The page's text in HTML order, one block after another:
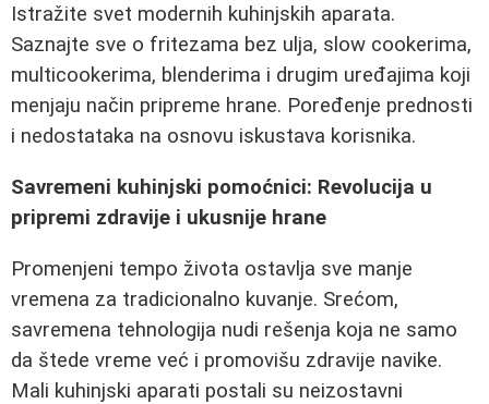
Istražite svet modernih kuhinjskih aparata.
Saznajte sve o fritezama bez ulja, slow cookerima,
multicookerima, blenderima i drugim uređajima koji
menjaju način pripreme hrane. Poređenje prednosti
i nedostataka na osnovu iskustava korisnika.
Savremeni kuhinjski pomoćnici: Revolucija u
pripremi zdravije i ukusnije hrane
Promenjeni tempo života ostavlja sve manje
vremena za tradicionalno kuvanje. Srećom,
savremena tehnologija nudi rešenja koja ne samo
da štede vreme već i promovišu zdravije navike.
Mali kuhinjski aparati postali su neizostavni